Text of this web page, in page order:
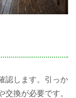
認します。引っか
換が必要です。